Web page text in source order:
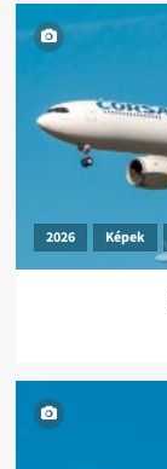
2026 Képek